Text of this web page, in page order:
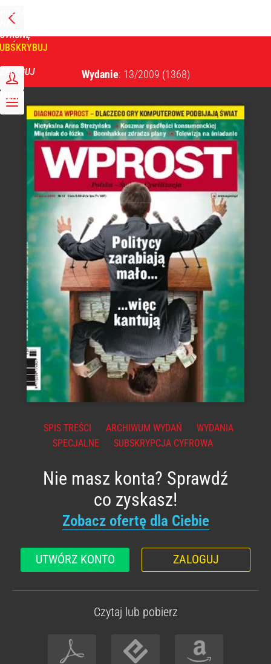
PRZEJDŹ
NA
STRONĘ
GŁÓWNĄ
ZALOGUJ
MENU
Wydanie: 13/2009 (1368)
SPIS TREŚCI ARCHIWUM WYDAŃ
WYDANIA
SPECJALNE
SUBSKRYPCJA CYFROWA
Nie masz konta? Sprawdź
co zyskasz!
Zobacz ofertę dla Ciebie
UTWÓRZ KONTO ZALOGUJ
Czytaj lub pobierz